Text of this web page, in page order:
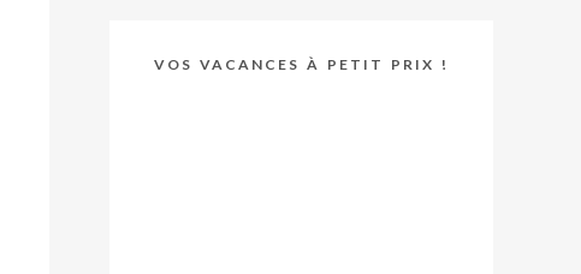
VOS VACANCES À PETIT PRIX !